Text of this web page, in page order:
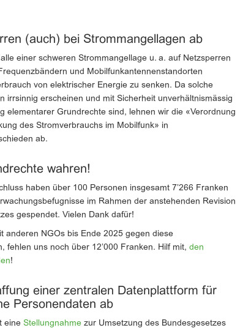
(auch) bei Strommangellagen ab
einer schweren Strommangellage u. a. auf Netzsperren
und Mobilfunkantennenstandorten
von elektrischer Energie zu senken. Da solche
irrsinnig erscheinen und mit Sicherheit unverhältnismässig
elementarer Grundrechte sind, lehnen wir die «Verordnung
des Stromverbrauchs im Mobilfunk» in
ab.
wahren!
haben über 100 Personen insgesamt 7’266 Franken
im Rahmen der anstehenden Revision
gespendet. Vielen Dank dafür!
anderen NGOs bis Ende 2025 gegen diese
fehlen uns noch über 12’000 Franken. Hilf mit, den
!
einer zentralen Datenplattform für
Personendaten ab
eine Stellungnahme zur Umsetzung des Bundesgesetzes